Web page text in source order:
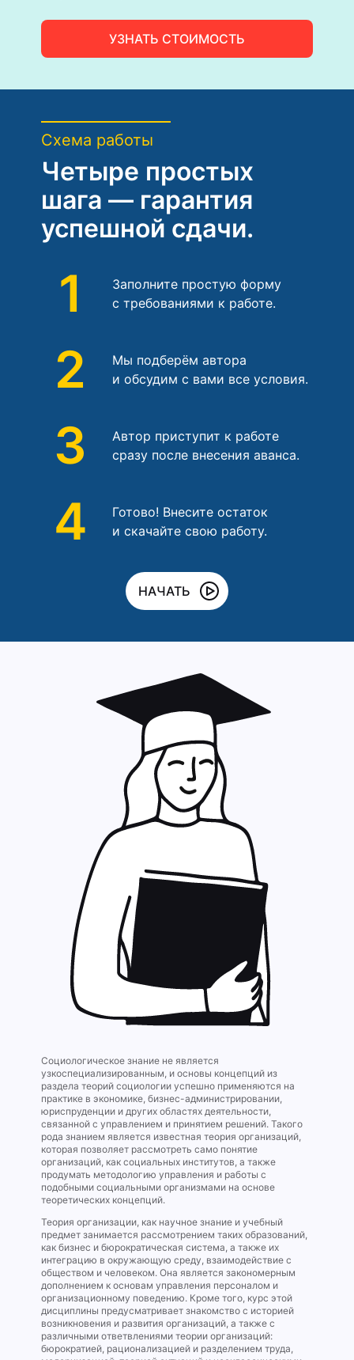
УЗНАТЬ СТОИМОСТЬ
Схема работы
Четыре простых
шага — гарантия
успешной сдачи.
1
Заполните простую форму
с требованиями к работе.
2
Мы подберём автора
и обсудим с вами все условия.
3
Автор приступит к работе
сразу после внесения аванса.
4
Готово! Внесите остаток
и скачайте свою работу.
НАЧАТЬ
Социологическое знание не является
узкоспециализированным, и основы концепций из
раздела теорий социологии успешно применяются на
практике в экономике, бизнес-администрировании,
юриспруденции и других областях деятельности,
связанной с управлением и принятием решений. Такого
рода знанием является известная теория организаций,
которая позволяет рассмотреть само понятие
организаций, как социальных институтов, а также
продумать методологию управления и работы с
подобными социальными организмами на основе
теоретических концепций.
Теория организации, как научное знание и учебный
предмет занимается рассмотрением таких образований,
как бизнес и бюрократическая система, а также их
интеграцию в окружающую среду, взаимодействие с
обществом и человеком. Она является закономерным
дополнением к основам управления персоналом и
организационному поведению. Кроме того, курс этой
дисциплины предусматривает знакомство с историей
возникновения и развития организаций, а также с
различными ответвлениями теории организаций:
бюрократией, рационализацией и разделением труда,